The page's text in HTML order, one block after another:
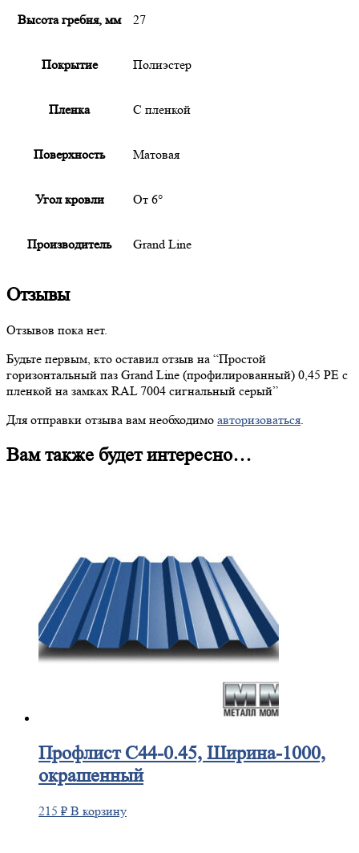
Высота гребня, мм 27
Покрытие Полиэстер
Пленка С пленкой
Поверхность Матовая
Угол кровли От 6°
Производитель Grand Line
Отзывы
Отзывов пока нет.
Будьте первым, кто оставил отзыв на “Простой
горизонтальный паз Grand Line (профилированный) 0,45 PE с
пленкой на замках RAL 7004 сигнальный серый”
Для отправки отзыва вам необходимо авторизоваться
Вам также будет интересно…
ПрофлистС44-0.45, Ширина-1000,
окрашенный
215 ₽ В корзину